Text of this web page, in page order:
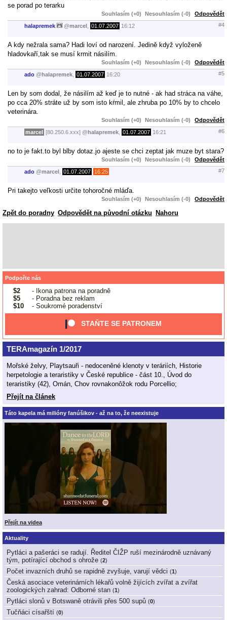
se porad po terarku
Souhlasím (+0) Nesouhlasím (-0) Odpovědět
halapremek @marcel 01.07.2007 16:12 #4
A kdy nežrala sama? Hadi loví od narození. Jedině když vyloženě
hladovkaří,tak se musí krmit násilím.
Souhlasím (+0) Nesouhlasím (-0) Odpovědět
ado @halapremek 01.07.2007 16:20 #5
Len by som dodal, že násilím až keď je to nutné - ak had stráca na váhe,
po cca 20% stráte už by som isto kŕmil, ale zhruba po 10% by to chcelo
veterinára.
Souhlasím (+0) Nesouhlasím (-0) Odpovědět
marcel [80.250.6.xxx] @halapremek 01.07.2007 16:21 #6
no to je fakt.to byl blby dotaz.jo ajeste se chci zeptat jak muze byt stara?
Souhlasím (+0) Nesouhlasím (-0) Odpovědět
ado @marcel 01.07.2007 16:25 #7
Pri takejto veľkosti určite tohoročné mláďa.
Souhlasím (+0) Nesouhlasím (-0) Odpovědět
Zpět do poradny Odpovědět na původní otázku Nahoru
Podpořte nás
$2
- Ikona patrona na poradně
$5
- Poradna bez reklam
$10
- Soukromé poradenství
STAŇTE SE PATRONEM
TERAmagazín 1/2017
Mořské želvy, Playtsauři - nedoceněné klenoty v teráriích, Historie
herpetologie a teraristiky v České republice - část 10., Úvod do
teraristiky (42), Omán, Chov rovnakonôžok rodu Porcellio;
Přejít na článek
Táto kapela má milióny fanúšikov - až na to, že neexistuje
Přejít na videa
Aktuality
Pytláci a pašeráci se radují. Ředitel ČIŽP ruší mezinárodně uznávaný
tým, potírající obchod s ohrože (2)
Počet invazních druhů se rapidně zvyšuje, varují vědci (1)
Česká asociace veterinárních lékařů volně žijících zvířat a zvířat
zoologických zahrad: Odborné stan (1)
Pytláci slonů v Botswaně otrávili přes 500 supů (0)
Tučňáci císařští (0)